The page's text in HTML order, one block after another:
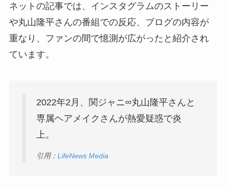
ネットの記事では、インスタグラムのストーリー
や丸山隆平さんの番組での反応、ブログの内容が
重なり、ファンの間で憶測が広がったと紹介され
ています。
2022年2月、関ジャニ∞丸山隆平さんと
専属ヘアメイクさんが熱愛疑惑で炎
上。
引用： LifeNews Media